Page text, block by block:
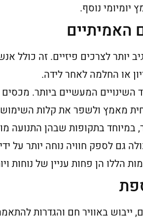
יומיומי נוסף.
האמיתיים
יותר לצרכים פיזיים. זה כולל
או החלמה לאחר לידה.
המעשיים ביותר.
מאמץ ולשפר את קלות
במיוחד בתקופות שבהן התנועה
גם לספק חוויה נוחה יותר על
הללו הן פחות עניין של נוחות
ייבוש באוויר חם והגדרות